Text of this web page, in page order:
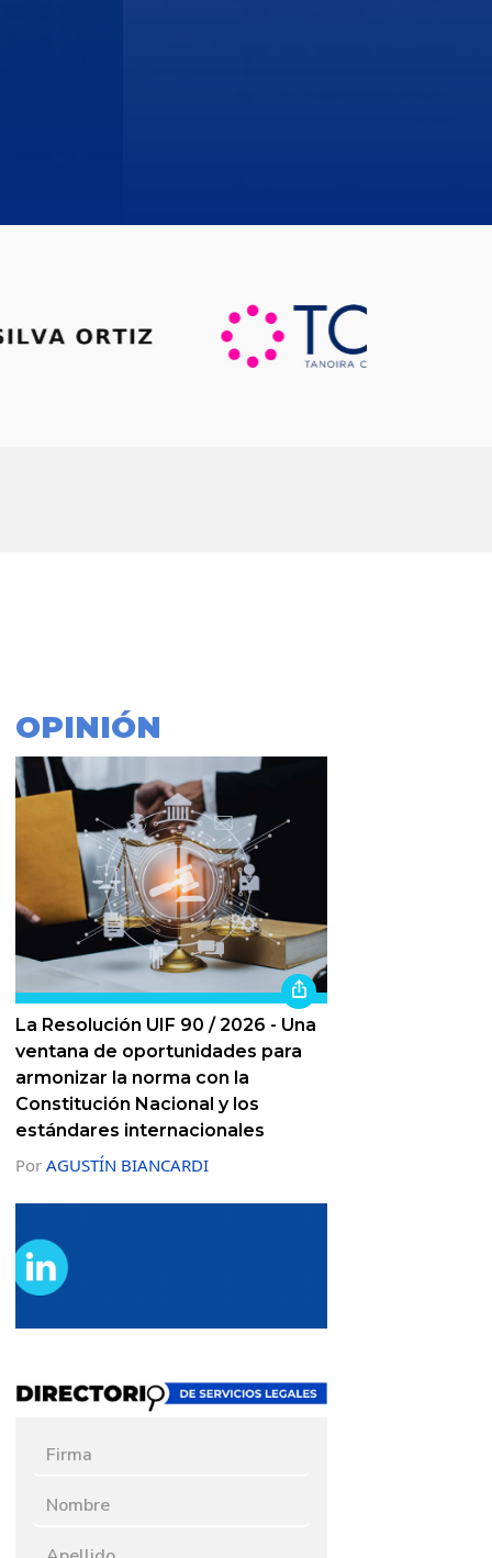
OPINIÓN
La Resolución UIF 90 / 2026 - Una
ventana de oportunidades para
armonizar la norma con la
Constitución Nacional y los
estándares internacionales
Por AGUSTÍN BIANCARDI